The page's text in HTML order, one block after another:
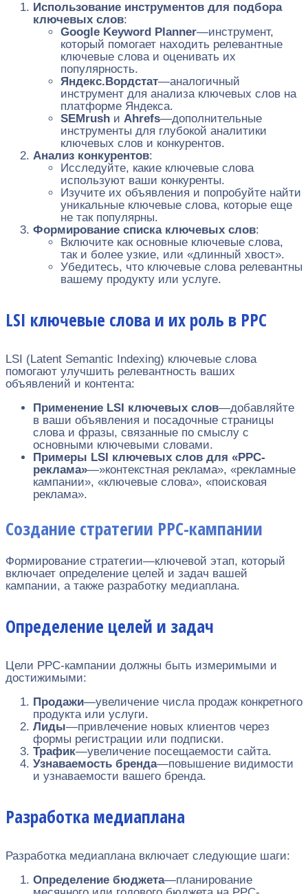
Использование инструментов для подбора
ключевых слов:
Google Keyword Planner—инструмент,
который помогает находить релевантные
ключевые слова и оценивать их
популярность.
Яндекс.Вордстат—аналогичный
инструмент для анализа ключевых слов на
платформе Яндекса.
SEMrush и Ahrefs—дополнительные
инструменты для глубокой аналитики
ключевых слов и конкурентов.
Анализ конкурентов:
Исследуйте, какие ключевые слова
используют ваши конкуренты.
Изучите их объявления и попробуйте найти
уникальные ключевые слова, которые еще
не так популярны.
Формирование списка ключевых слов:
Включите как основные ключевые слова,
так и более узкие, или «длинный хвост».
Убедитесь, что ключевые слова релевантны
вашему продукту или услуге.
LSI ключевые слова и их роль в PPC
LSI (Latent Semantic Indexing) ключевые слова
помогают улучшить релевантность ваших
объявлений и контента:
Применение LSI ключевых слов—добавляйте
в ваши объявления и посадочные страницы
слова и фразы, связанные по смыслу с
основными ключевыми словами.
Примеры LSI ключевых слов для «PPC-
реклама»—»контекстная реклама», «рекламные
кампании», «ключевые слова», «поисковая
реклама».
Создание стратегии PPC-кампании
Формирование стратегии—ключевой этап, который
включает определение целей и задач вашей
кампании, а также разработку медиаплана.
Определение целей и задач
Цели PPC-кампании должны быть измеримыми и
достижимыми:
Продажи—увеличение числа продаж конкретного
продукта или услуги.
Лиды—привлечение новых клиентов через
формы регистрации или подписки.
Трафик—увеличение посещаемости сайта.
Узнаваемость бренда—повышение видимости
и узнаваемости вашего бренда.
Разработка медиаплана
Разработка медиаплана включает следующие шаги:
Определение бюджета—планирование